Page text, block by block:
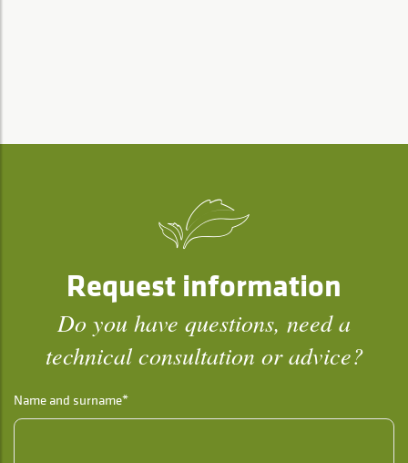
Request information
Do you have questions, need a
technical consultation or advice?
Name and surname*